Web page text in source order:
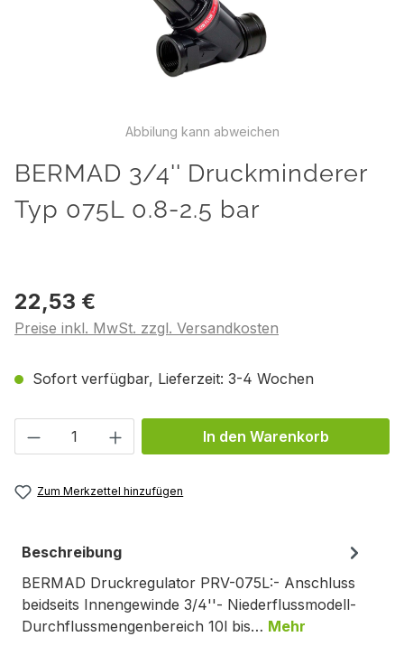
Abbilung kann abweichen
BERMAD 3/4'' Druckminderer
Typ 075L 0.8-2.5 bar
22,53 €
Preise inkl. MwSt. zzgl. Versandkosten
Sofort verfügbar, Lieferzeit: 3-4 Wochen
Produkt Anzahl: Gib den gewünschten
In den Warenkorb
Zum Merkzettel hinzufügen
Beschreibung
BERMAD Druckregulator PRV-075L:- Anschluss
beidseits Innengewinde 3/4''- Niederflussmodell-
Durchflussmengenbereich 10l bis… Mehr